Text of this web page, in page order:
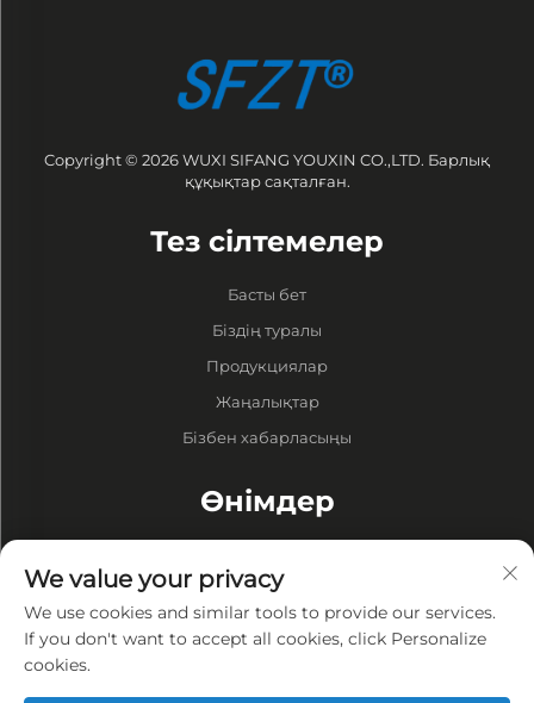
Copyright © 2026 WUXI SIFANG YOUXIN CO.,LTD. Барлық
құқықтар сақталған.
Тез сілтемелер
Басты бет
Біздің туралы
Продукциялар
Жаңалықтар
Бізбен хабарласыңы
Өнімдер
Вакуумдық Сорғы
Вакуумдық Пештер
Жеке өмір
We value your privacy
We use cookies and similar tools to provide our services.
If you don't want to accept all cookies, click Personalize
cookies.